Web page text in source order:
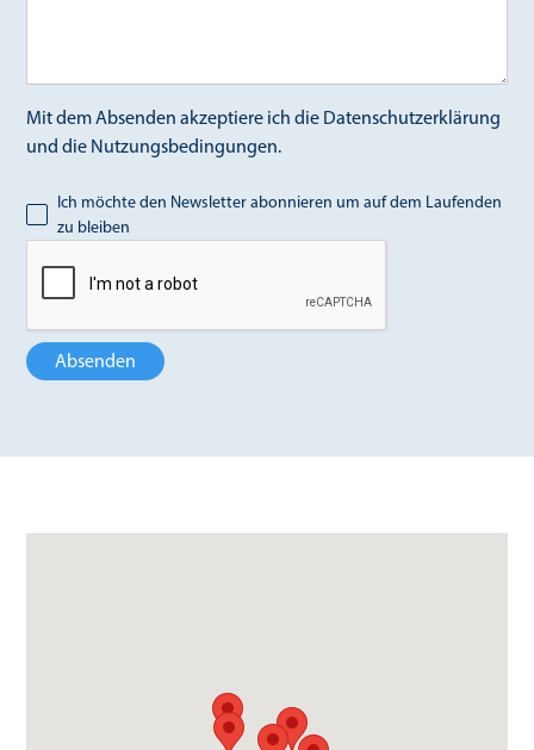
Mit dem Absenden akzeptiere ich die Datenschutzerklärung
und die Nutzungsbedingungen.
Ich möchte den Newsletter abonnieren um auf dem Laufenden
zu bleiben